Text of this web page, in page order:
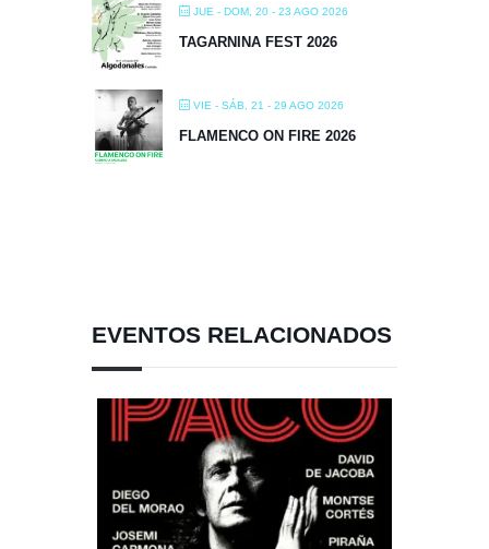
JUE - DOM, 20 - 23 AGO 2026
TAGARNINA FEST 2026
VIE - SÁB, 21 - 29 AGO 2026
FLAMENCO ON FIRE 2026
EVENTOS RELACIONADOS